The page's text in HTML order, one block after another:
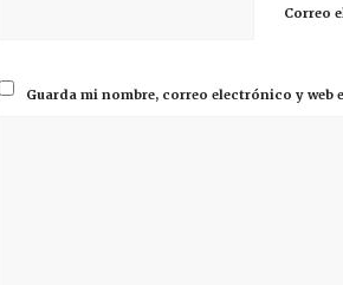
Correo
Guarda mi nombre, correo electrónico y web